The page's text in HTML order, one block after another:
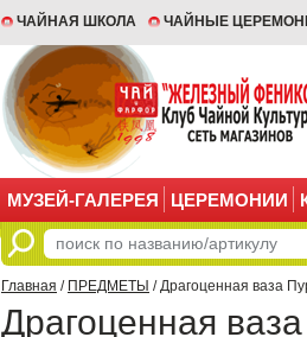
ЧАЙНАЯ ШКОЛА ЧАЙНЫЕ
МУЗЕЙ-ГАЛЕРЕЯ ЦЕРЕМОНИИ
Главная / ПРЕДМЕТЫ / Драгоценная ваза
Драгоценная